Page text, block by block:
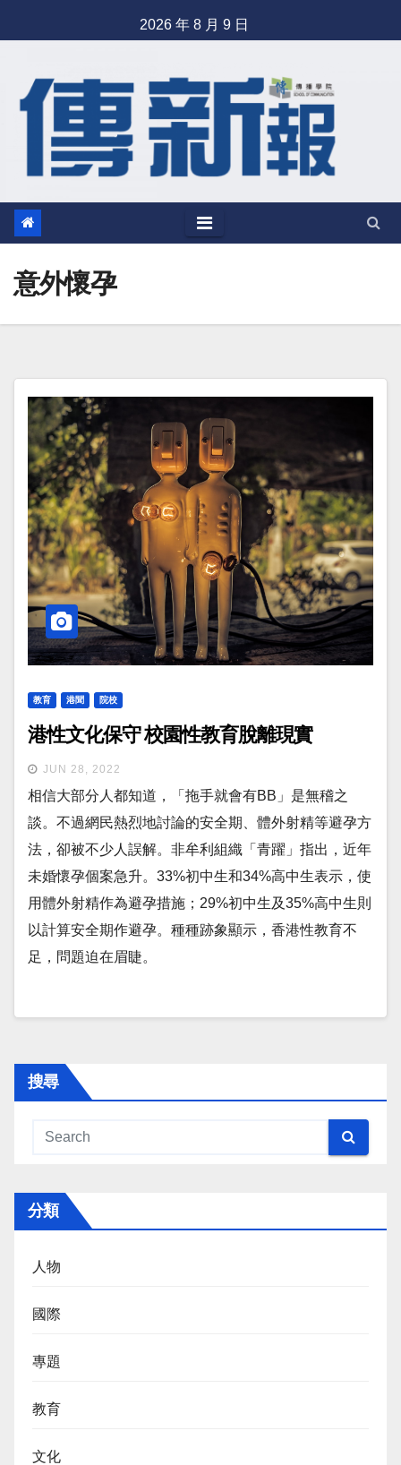
to
2026 年 8 月 9 日
意外懷孕
教育 港聞 院校
港性文化保守 校園性教育脫離現實
JUN 28, 2022
相信大部分人都知道，「拖手就會有BB」是無稽之
談。不過網民熱烈地討論的安全期、體外射精等避孕方
法，卻被不少人誤解。非牟利組織「青躍」指出，近年
未婚懷孕個案急升。33%初中生和34%高中生表示，使
用體外射精作為避孕措施；29%初中生及35%高中生則
以計算安全期作避孕。種種跡象顯示，香港性教育不
足，問題迫在眉睫。
搜尋
分類
人物
國際
專題
教育
文化